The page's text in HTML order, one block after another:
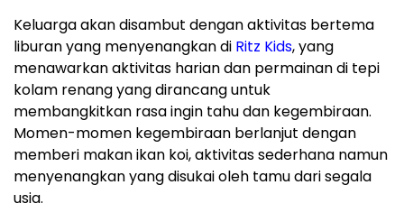
Keluarga akan disambut dengan aktivitas bertema
liburan yang menyenangkan di Ritz Kids, yang
menawarkan aktivitas harian dan permainan di tepi
kolam renang yang dirancang untuk
membangkitkan rasa ingin tahu dan kegembiraan.
Momen-momen kegembiraan berlanjut dengan
memberi makan ikan koi, aktivitas sederhana namun
menyenangkan yang disukai oleh tamu dari segala
usia.